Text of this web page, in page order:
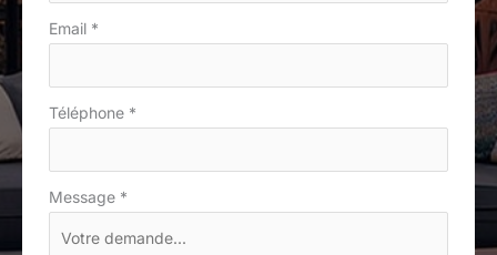
Email *
Téléphone *
Message *